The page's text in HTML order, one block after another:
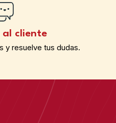
al cliente
y resuelve tus dudas.